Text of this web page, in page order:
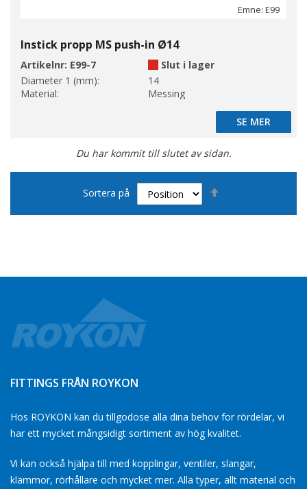
Emne: E99
Instick propp MS push-in Ø14
Artikelnr: E99-7
Slut i lager
Diameter 1 (mm):
14
Material:
Messing
SE MER
SE MER
Du har kommit till slutet av sidan.
Sortera på
FITTINGS FRÅN ROYKON
Hos ROYKON kan du tillgodose alla dina behov for rördelar, vi
har ett mycket mångsidigt sortiment av hög kvalitet.
Vi kan också hjälpa till med kopplingar, ventiler, slangar,
klämmor, rörhållare och mycket mer. Alla typer, allt material och